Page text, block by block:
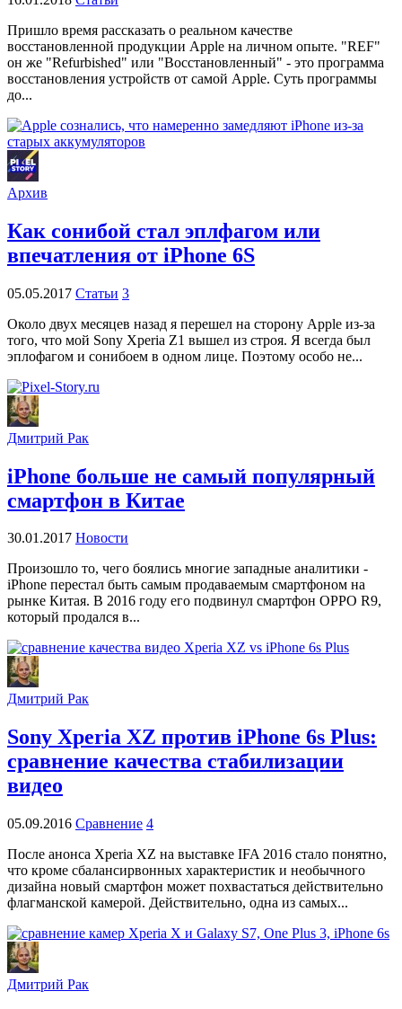
Пришло время рассказать о реальном качестве
восстановленной продукции Apple на личном опыте. "REF"
он же "Refurbished" или "Восстановленный" - это программа
восстановления устройств от самой Apple. Суть программы
до...
Архив
Как сонибой стал эплфагом или
впечатления от iPhone 6S
05.05.2017 Статьи 3
Около двух месяцев назад я перешел на сторону Apple из-за
того, что мой Sony Xperia Z1 вышел из строя. Я всегда был
эплофагом и сонибоем в одном лице. Поэтому особо не...
Дмитрий Рак
iPhone больше не самый популярный
смартфон в Китае
30.01.2017 Новости
Произошло то, чего боялись многие западные аналитики -
iPhone перестал быть самым продаваемым смартфоном на
рынке Китая. В 2016 году его подвинул смартфон OPPO R9,
который продался в...
Дмитрий Рак
Sony Xperia XZ против iPhone 6s Plus:
сравнение качества стабилизации
видео
05.09.2016 Сравнение 4
После анонса Xperia XZ на выставке IFA 2016 стало понятно,
что кроме сбалансирвонных характеристик и необычного
дизайна новый смартфон может похвастаться действительно
флагманской камерой. Действительно, одна из самых...
Дмитрий Рак